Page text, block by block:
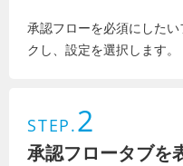
承認フローを必須にした
クし、設定を選択します。
STEP.2
承認フロータブを